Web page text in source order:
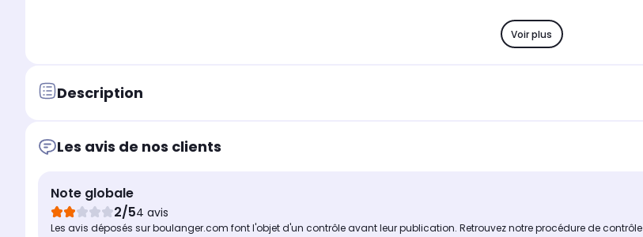
Voir plus
Description
Les avis de nos clients
Note globale
2/54 avis
Les avis déposés sur boulanger.com font l'objet d'un contrôle avant leur publication. Retrouvez notre procédure de contrôle